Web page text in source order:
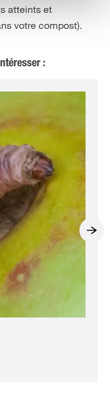
atteints et
votre compost).
: